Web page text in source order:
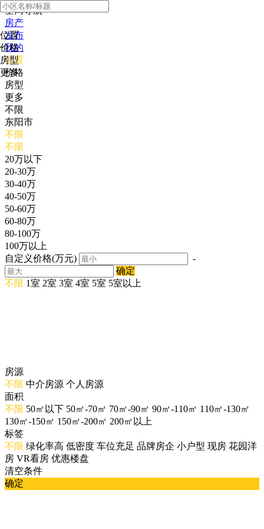
全局导航
房产
发布
我的
位置
价格
房型
更多
位置
价格
房型
更多
不限
东阳市
不限
不限
20万以下
20-30万
30-40万
40-50万
50-60万
60-80万
80-100万
100万以上
自定义价格(万元)
-
确定
不限 1室 2室 3室 4室 5室 5室以上
房源
不限 中介房源 个人房源
面积
不限 50㎡以下 50㎡-70㎡ 70㎡-90㎡ 90㎡-110㎡ 110㎡-130㎡
130㎡-150㎡ 150㎡-200㎡ 200㎡以上
标签
不限 绿化率高 低密度 车位充足 品牌房企 小户型 现房 花园洋
房 VR看房 优惠楼盘
清空条件
确定